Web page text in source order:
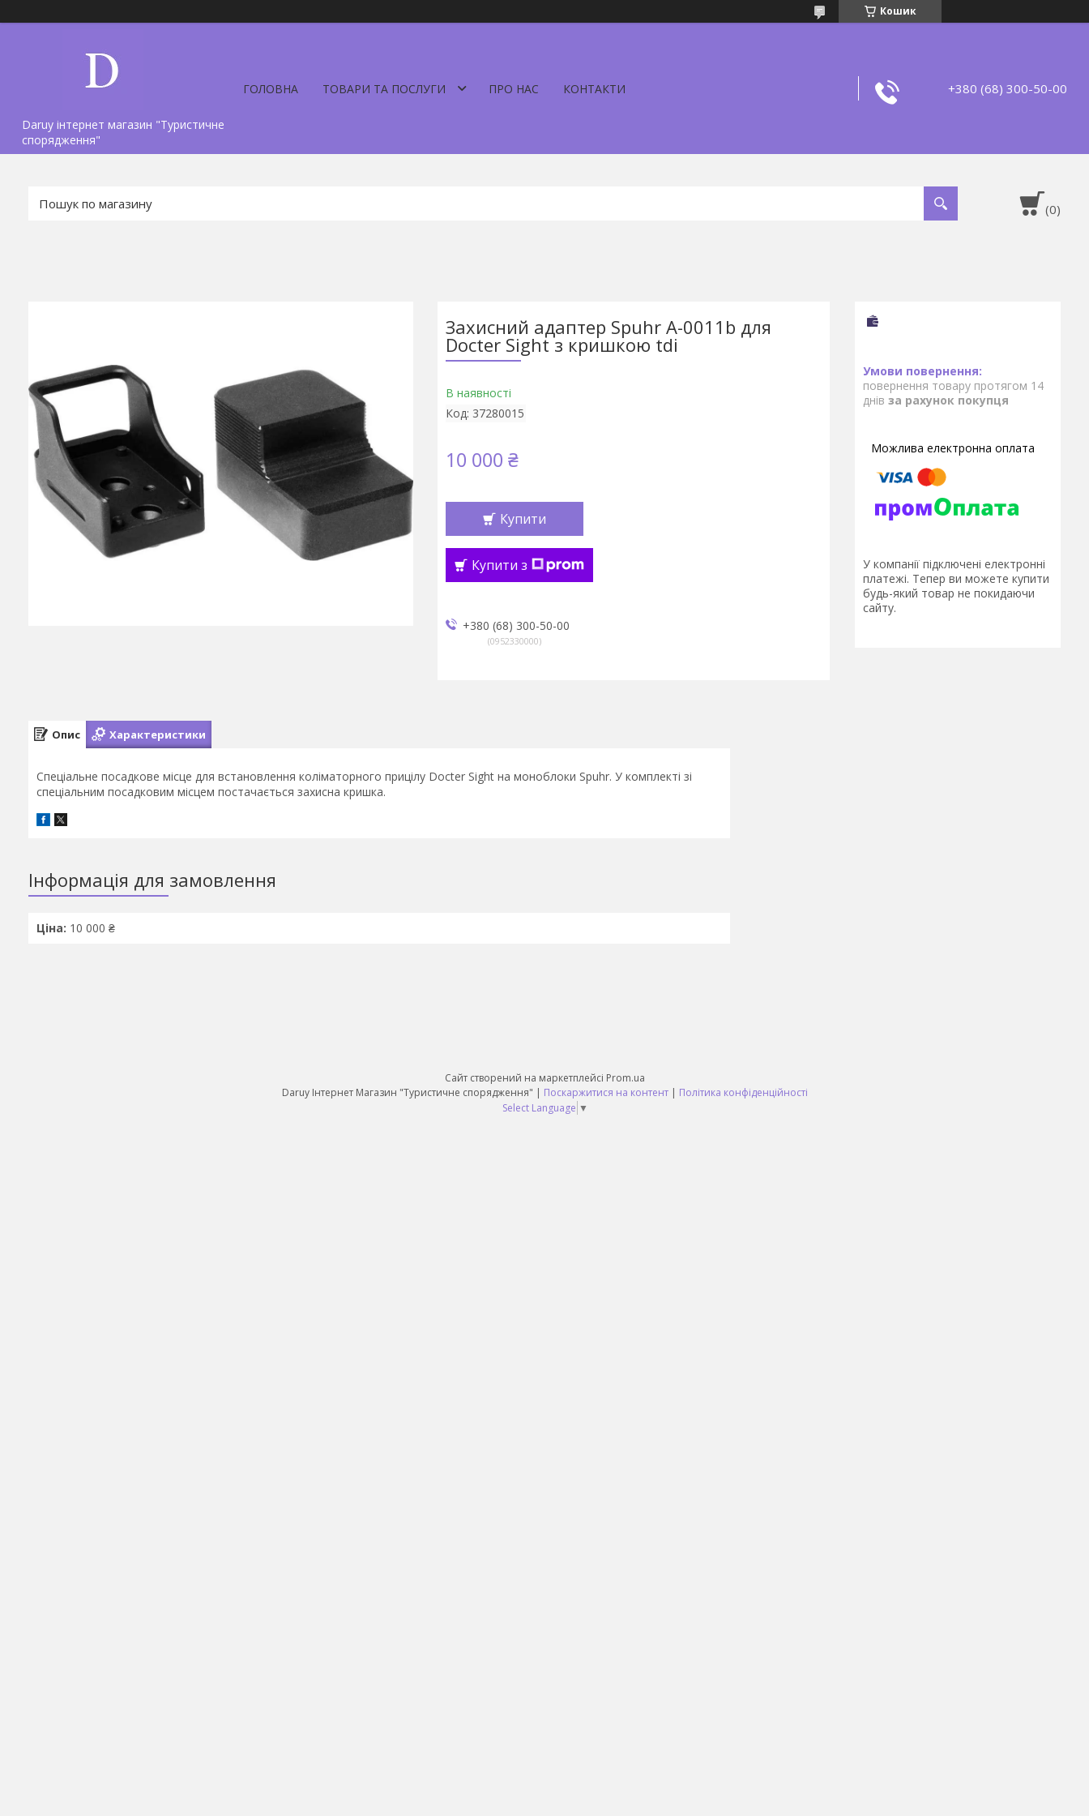
Кошик
Daruy інтернет магазин "Туристичне
спорядження"
ГОЛОВНА ТОВАРИ ТА ПОСЛУГИ ПРО НАС КОНТАКТИ +380 (68) 300-50-00
Захисний адаптер Spuhr A-0011b для
Docter Sight з кришкою tdi
В наявності
Код: 37280015
10 000 ₴
Купити
Купити з
+380 (68) 300-50-00
0952330000
повернення товару протягом 14
днів за рахунок покупця
У компанії підключені електронні
платежі. Тепер ви можете купити
будь-який товар не покидаючи
сайту.
Опис Характеристики
Спеціальне посадкове місце для встановлення коліматорного прицілу Docter Sight на моноблоки Spuhr. У комплекті зі
спеціальним посадковим місцем постачається захисна кришка.
Інформація для замовлення
Ціна: 10 000 ₴
Сайт створений на маркетплейсі Prom.ua
Daruy Інтернет Магазин "Туристичне спорядження" | Поскаржитися на контент | Політика конфіденційності
Select Language ▼